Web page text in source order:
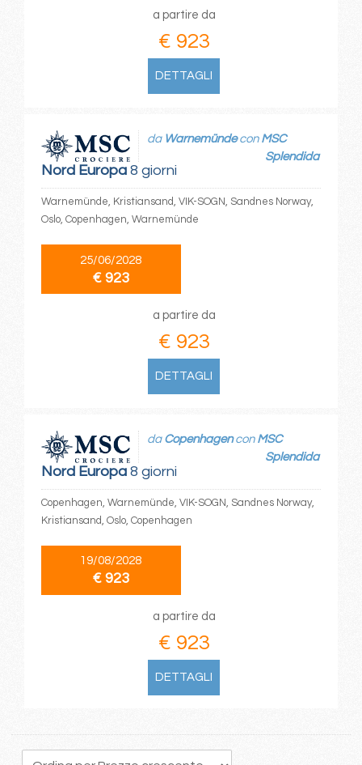
a partire da
€ 923
DETTAGLI
Nord Europa8 giorni
da Warnemündecon MSC
Splendida
Warnemünde, Kristiansand, VIK-SOGN, Sandnes Norway,
Oslo, Copenhagen, Warnemünde
25/06/2028
€ 923
a partire da
€ 923
DETTAGLI
Nord Europa8 giorni
da Copenhagencon MSC
Splendida
Copenhagen, Warnemünde, VIK-SOGN, Sandnes Norway,
Kristiansand, Oslo, Copenhagen
19/08/2028
€ 923
a partire da
€ 923
DETTAGLI